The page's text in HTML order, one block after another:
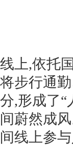
线上,依托
将步行通
分,形成了“
间蔚然成
间线上参与